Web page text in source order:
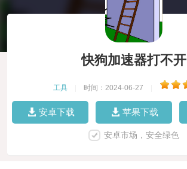
快狗加速器打不开
工具 时间：2024-06-27
安卓下载 苹果下载
安卓市场，安全绿色